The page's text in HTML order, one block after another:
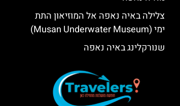
צלילה באיה נאפה אל המוזיאון התת
ימי (Musan Underwater Museum)
שנורקלינג באיה נאפה